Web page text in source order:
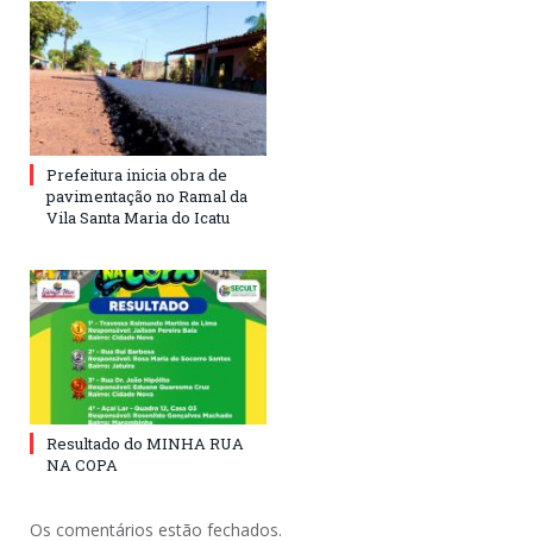
Prefeitura inicia obra de
pavimentação no Ramal da
Vila Santa Maria do Icatu
Resultado do MINHA RUA
NA COPA
Os comentários estão fechados.